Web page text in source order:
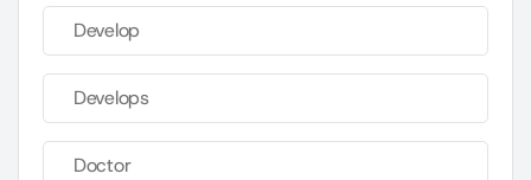
Develop
Develops
Doctor